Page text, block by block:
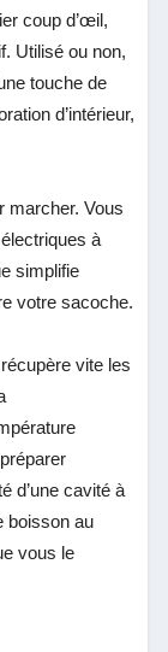
coup d’œil,
Utilisé ou non,
touche de
d’intérieur,
marcher. Vous
à
simplifie
votre sacoche.
vite les
d’une cavité à
boisson au
vous le